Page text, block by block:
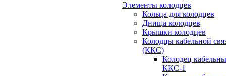
Элементы колодцев
Кольца для колодцев
Днища колодцев
Крышки колодцев
Колодцы кабельной
(ККС)
Колодец
ККС-1